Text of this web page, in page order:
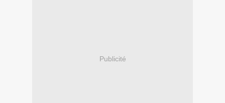
Publicité